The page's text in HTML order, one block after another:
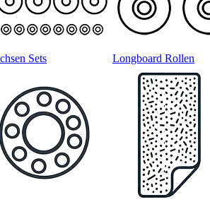
Sets Longboard Rollen